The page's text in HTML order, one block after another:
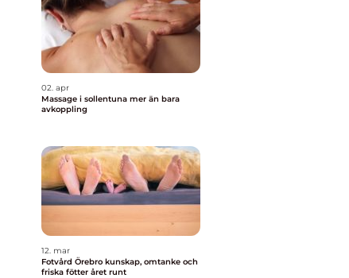
02. apr
Massage i sollentuna mer än bara
avkoppling
12. mar
Fotvård Örebro kunskap, omtanke och
friska fötter året runt